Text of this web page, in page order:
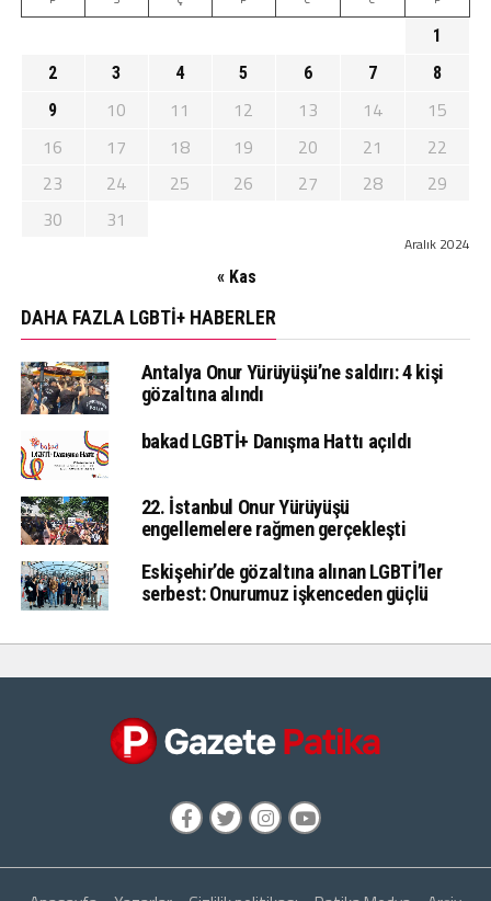
Aralık 2024
1
2
3 4 5 6 7
8
9
10 11 12 13 14
15
16
17 18 19 20 21
22
23
24 25 26 27 28
29
30
31
« Kas
DAHA FAZLA LGBTİ+ HABERLER
Antalya Onur Yürüyüşü’ne saldırı: 4 kişi
gözaltına alındı
bakad LGBTİ+ Danışma Hattı açıldı
22. İstanbul Onur Yürüyüşü
engellemelere rağmen gerçekleşti
Eskişehir’de gözaltına alınan LGBTİ’ler
serbest: Onurumuz işkenceden güçlü